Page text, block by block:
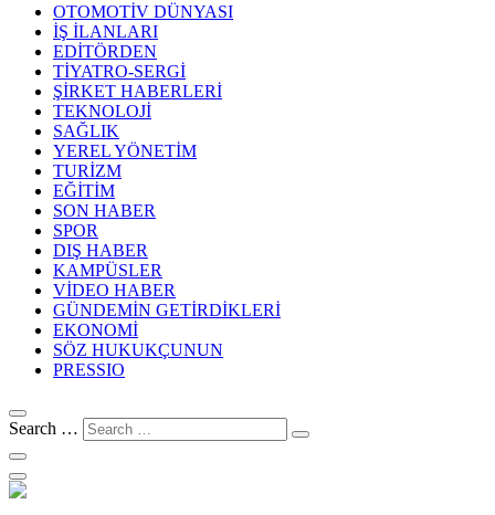
OTOMOTİV DÜNYASI
İŞ İLANLARI
EDİTÖRDEN
TİYATRO-SERGİ
ŞİRKET HABERLERİ
TEKNOLOJİ
SAĞLIK
YEREL YÖNETİM
TURİZM
EĞİTİM
SON HABER
SPOR
DIŞ HABER
KAMPÜSLER
VİDEO HABER
GÜNDEMİN GETİRDİKLERİ
EKONOMİ
SÖZ HUKUKÇUNUN
PRESSIO
Search …